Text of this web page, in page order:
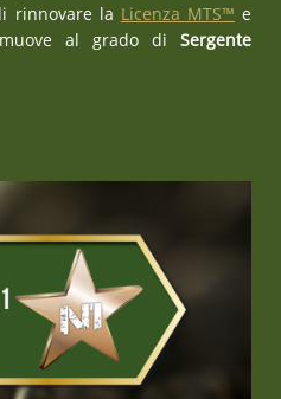
rinnovare la Licenza MTS™ e
al grado di Sergente